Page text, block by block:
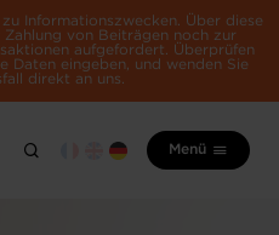
Informationszwecken. Über diese
von Beiträgen noch zur
aufgefordert. Überprüfen
Daten eingeben, und wenden Sie
direkt an uns.
Menü